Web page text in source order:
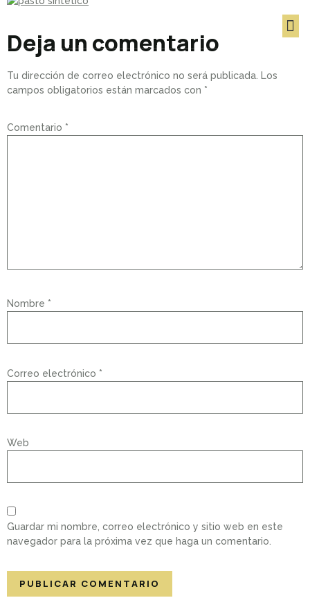
Deja un comentario
Tu dirección de correo electrónico no será publicada. Los
campos obligatorios están marcados con *
Comentario *
Nombre *
Correo electrónico *
Web
Guardar mi nombre, correo electrónico y sitio web en este
navegador para la próxima vez que haga un comentario.